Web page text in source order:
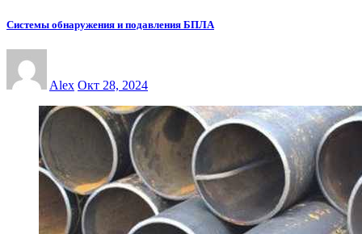
Системы обнаружения и подавления БПЛА
Alex Окт 28, 2024